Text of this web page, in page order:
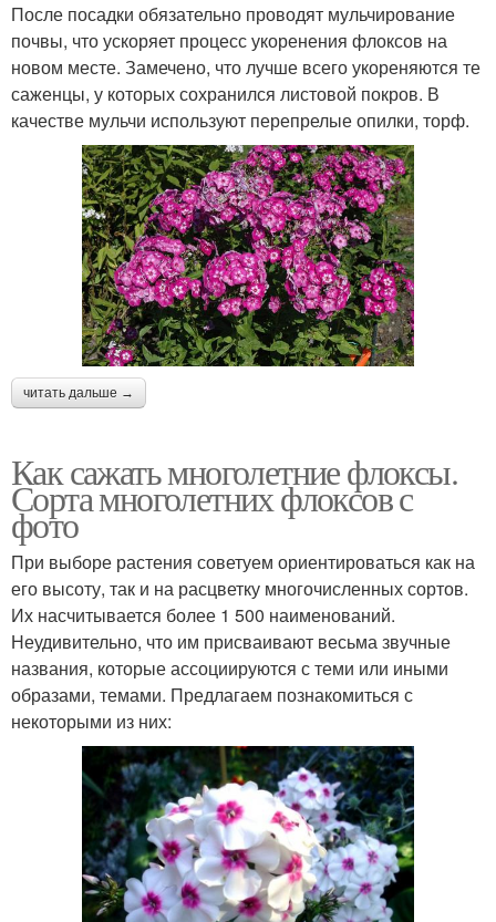
После посадки обязательно проводят мульчирование
почвы, что ускоряет процесс укоренения флоксов на
новом месте. Замечено, что лучше всего укореняются те
саженцы, у которых сохранился листовой покров. В
качестве мульчи используют перепрелые опилки, торф.
читать дальше →
Как сажать многолетние флоксы.
Сорта многолетних флоксов с
фото
При выборе растения советуем ориентироваться как на
его высоту, так и на расцветку многочисленных сортов.
Их насчитывается более 1 500 наименований.
Неудивительно, что им присваивают весьма звучные
названия, которые ассоциируются с теми или иными
образами, темами. Предлагаем познакомиться с
некоторыми из них: